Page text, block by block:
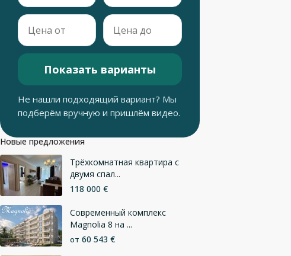
Показать варианты
Не нашли подходящий вариант? Мы
подберём вручную и пришлём видео.
Новые предложения
Трёхкомнатная квартира с
двумя спал...
118 000 €
Современный комплекс
Magnolia 8 на ...
от 60 543 €